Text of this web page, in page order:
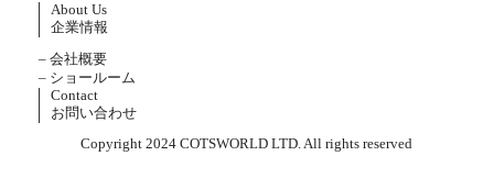
About Us
企業情報
– 会社概要
– ショールーム
Contact
お問い合わせ
Copyright 2024 COTSWORLD LTD. All rights reserved